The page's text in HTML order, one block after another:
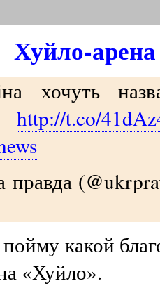
Хуйло-арена
хочуть
http://t.co/
правда
какой
«Хуйло».